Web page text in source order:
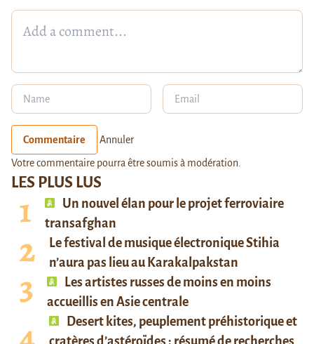
LES PLUS LUS
Un nouvel élan pour le projet ferroviaire
transafghan
Le festival de musique électronique Stihia
n’aura pas lieu au Karakalpakstan
Les artistes russes de moins en moins
accueillis en Asie centrale
Desert kites, peuplement préhistorique et
Commentaire Annuler
Votre commentaire pourra être soumis à modération.